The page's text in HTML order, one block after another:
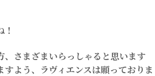
さまざまいらっしゃると思います
よう、ラヴィエンスは願っておりま